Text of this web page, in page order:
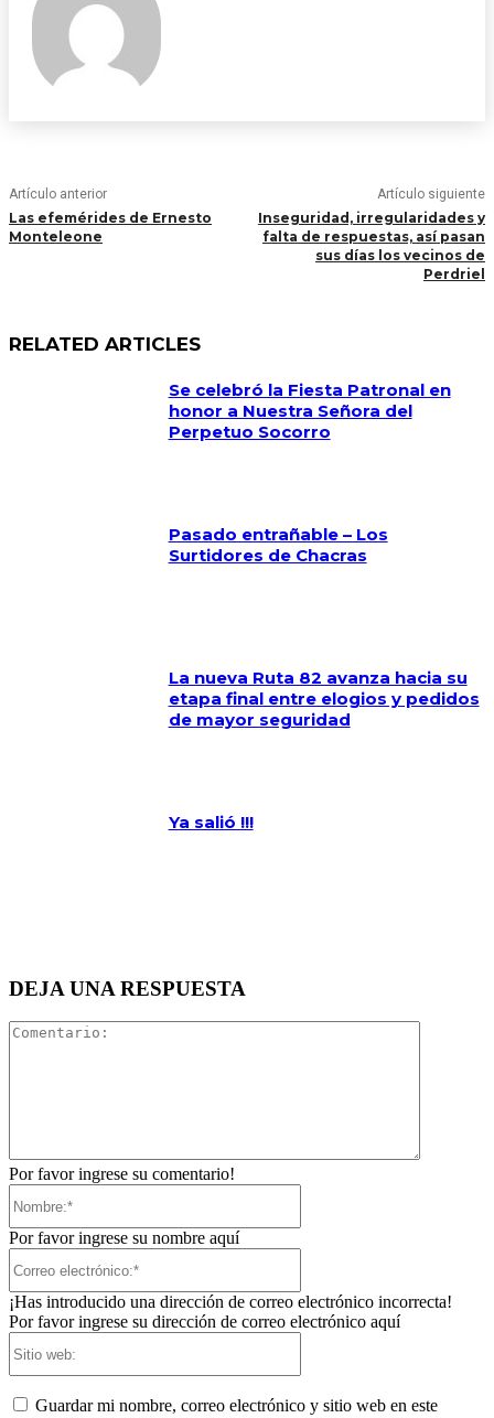
Artículo anterior
Las efemérides de Ernesto
Monteleone
Artículo siguiente
Inseguridad, irregularidades y
falta de respuestas, así pasan
sus días los vecinos de
Perdriel
RELATED ARTICLES
Se celebró la Fiesta Patronal en
honor a Nuestra Señora del
Perpetuo Socorro
Pasado entrañable – Los
Surtidores de Chacras
La nueva Ruta 82 avanza hacia su
etapa final entre elogios y pedidos
de mayor seguridad
Ya salió !!!
DEJA UNA RESPUESTA
Por favor ingrese su comentario!
Por favor ingrese su nombre aquí
¡Has introducido una dirección de correo electrónico incorrecta!
Por favor ingrese su dirección de correo electrónico aquí
Guardar mi nombre, correo electrónico y sitio web en este